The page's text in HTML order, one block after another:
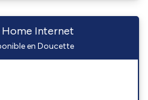
Internet
en Doucette